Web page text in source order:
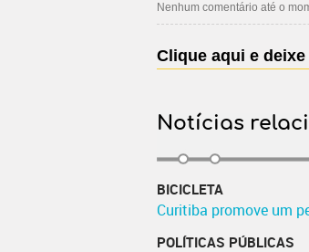
Nenhum comentário até o
Clique aqui e
Notícias
BICICLETA
Curitiba promove um
POLÍTICAS PÚBLICAS